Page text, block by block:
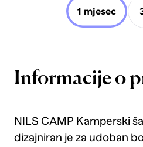
1 mjesec
Informacije o
NILS CAMP Kamperski
dizajniran je za udoban